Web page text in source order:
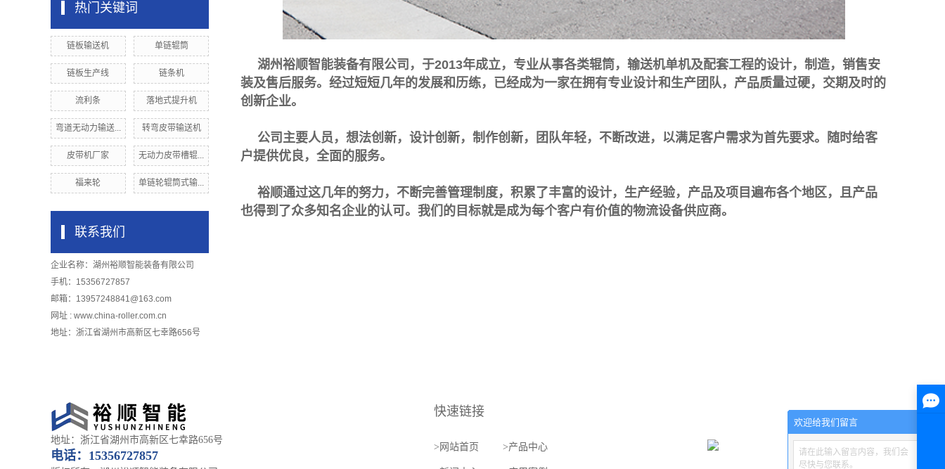
热门关键词
链板输送机 单链辊筒
链板生产线 链条机
流利条 落地式提升机
弯道无动力输送... 转弯皮带输送机
皮带机厂家 无动力皮带槽辊...
福来轮 单链轮辊筒式输...
联系我们
企业名称：湖州裕顺智能装备有限公司
手机：15356727857
邮箱：13957248841@163.com
网址 : www.china-roller.com.cn
地址：浙江省湖州市高新区七幸路656号
湖州裕顺智能装备有限公司，于2013年成立，专业从事各类辊筒，输送机单机及配套工程的设计，制造，销售安
装及售后服务。经过短短几年的发展和历练，已经成为一家在拥有专业设计和生产团队，产品质量过硬，交期及时的
创新企业。
公司主要人员，想法创新，设计创新，制作创新，团队年轻，不断改进，以满足客户需求为首先要求。随时给客
户提供优良，全面的服务。
裕顺通过这几年的努力，不断完善管理制度，积累了丰富的设计，生产经验，产品及项目遍布各个地区，且产品
也得到了众多知名企业的认可。我们的目标就是成为每个客户有价值的物流设备供应商。
地址：浙江省湖州市高新区七幸路656号
电话： 15356727857
快速链接
> 网站首页 >产品中心
欢迎给我们留言
请在此输入留言内容，我们会
尽快与您联系。